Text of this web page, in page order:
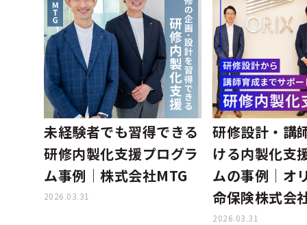
未経験者でも習得できる
研修内製化支援プログラ
ム事例│株式会社MTG
2026.03.31
研修設計・講
ける内製化支
ムの事例│オ
命保険株式会
2026.03.31